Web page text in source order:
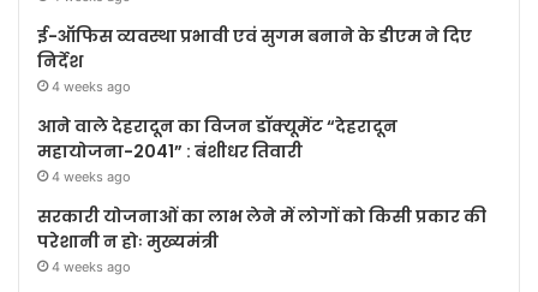
ई-ऑफिस व्यवस्था प्रभावी एवं सुगम बनाने के डीएम ने दिए
निर्देश
4 weeks ago
आने वाले देहरादून का विजन डॉक्यूमेंट “देहरादून
महायोजना-2041” : बंशीधर तिवारी
4 weeks ago
सरकारी योजनाओं का लाभ लेने में लोगों को किसी प्रकार की
परेशानी न होः मुख्यमंत्री
4 weeks ago